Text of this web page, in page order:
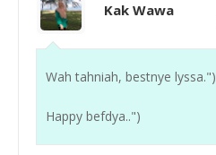
Kak Wawa
Wah tahniah, bestnye lyssa.")
Happy befdya..")